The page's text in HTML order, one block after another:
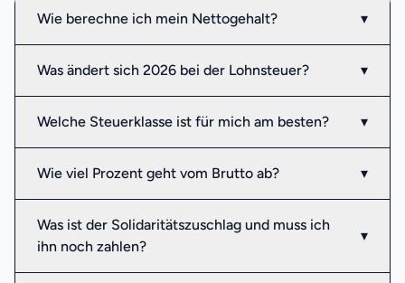
Wie berechne ich mein Nettogehalt? ▾
Was ändert sich 2026 bei der Lohnsteuer? ▾
Welche Steuerklasse ist für mich am besten? ▾
Wie viel Prozent geht vom Brutto ab? ▾
Was ist der Solidaritätszuschlag und muss ich
ihn noch zahlen?
▾